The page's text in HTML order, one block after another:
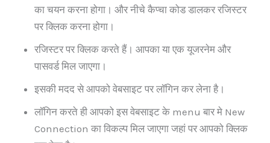
का चयन करना होगा। और नीचे कैप्चा कोड डालकर रजिस्टर
पर क्लिक करना होगा।
रजिस्टर पर क्लिक करते हैं। आपका या एक यूजरनेम और
पासवर्ड मिल जाएगा।
इसकी मदद से आपको वेबसाइट पर लॉगिन कर लेना है।
लॉगिन करते ही आपको इस वेबसाइट के menu बार मे New
Connection का विकल्प मिल जाएगा जहां पर आपको क्लिक